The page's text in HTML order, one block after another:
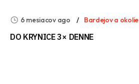
6 mesiacov ago Bardejov a okolie
DO KRYNICE 3× DENNE